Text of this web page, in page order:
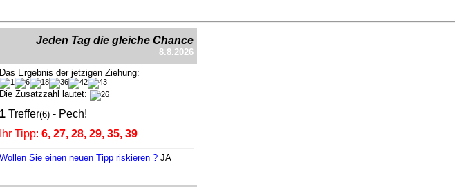
Jeden Tag die gleiche Chance
8.8.2026
Das Ergebnis der jetzigen Ziehung:
Die Zusatzzahl lautet:
1 Treffer(6) - Pech!
Ihr Tipp: 6, 27, 28, 29, 35, 39
Wollen Sie einen neuen Tipp riskieren ? JA